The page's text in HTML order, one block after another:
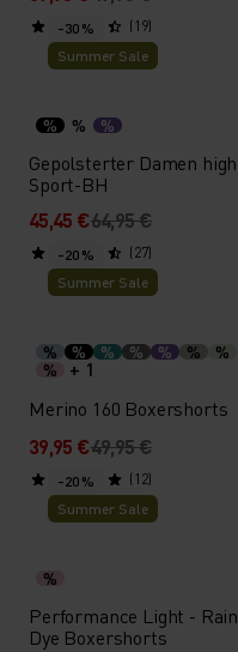
(19)
-30 %
Summer Sale
% % %
Gepolsterter Damen high
Sport-BH
45,45 €64,95 €
(27)
-20 %
Summer Sale
% % % % % %
%
%
+ 1
Merino 160 Boxershorts
39,95 €49,95 €
(12)
-20 %
Summer Sale
%
Performance Light - Rain
Dye Boxershorts